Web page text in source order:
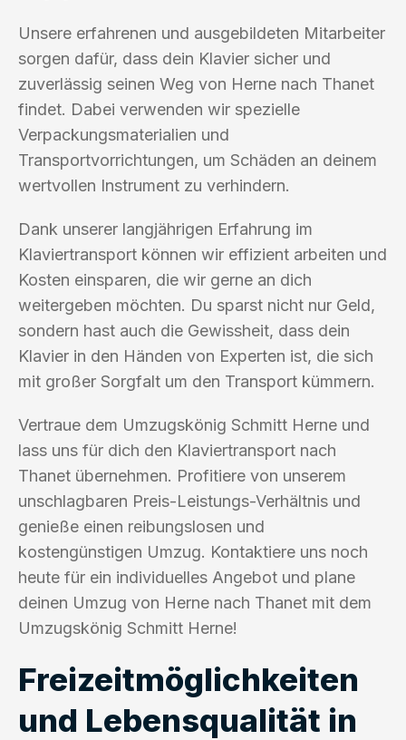
Unsere erfahrenen und ausgebildeten Mitarbeiter
sorgen dafür, dass dein Klavier sicher und
zuverlässig seinen Weg von Herne nach Thanet
findet. Dabei verwenden wir spezielle
Verpackungsmaterialien und
Transportvorrichtungen, um Schäden an deinem
wertvollen Instrument zu verhindern.
Dank unserer langjährigen Erfahrung im
Klaviertransport können wir effizient arbeiten und
Kosten einsparen, die wir gerne an dich
weitergeben möchten. Du sparst nicht nur Geld,
sondern hast auch die Gewissheit, dass dein
Klavier in den Händen von Experten ist, die sich
mit großer Sorgfalt um den Transport kümmern.
Vertraue dem Umzugskönig Schmitt Herne und
lass uns für dich den Klaviertransport nach
Thanet übernehmen. Profitiere von unserem
unschlagbaren Preis-Leistungs-Verhältnis und
genieße einen reibungslosen und
kostengünstigen Umzug. Kontaktiere uns noch
heute für ein individuelles Angebot und plane
deinen Umzug von Herne nach Thanet mit dem
Umzugskönig Schmitt Herne!
Freizeitmöglichkeiten
und Lebensqualität in